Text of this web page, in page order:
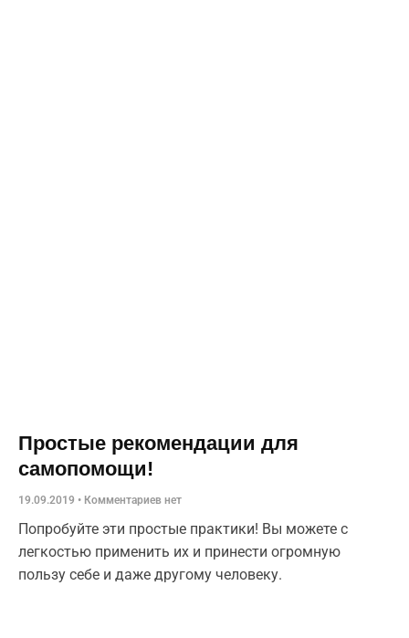
Простые рекомендации для
самопомощи!
19.09.2019 Комментариев нет
Попробуйте эти простые практики! Вы можете с
легкостью применить их и принести огромную
пользу себе и даже другому человеку.